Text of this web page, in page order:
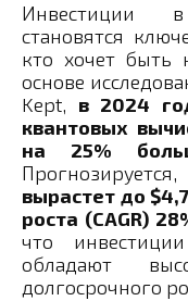
Инвестиции
становятся
кто хочет быть
основе
Kept, в 2024
квантовых
на 25%
вырастет до
роста (CAGR)
что
обладают
долгосрочного